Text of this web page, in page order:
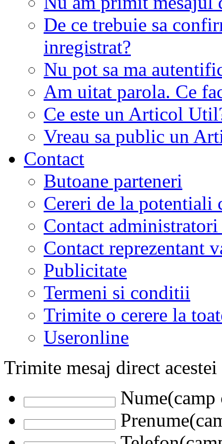
De ce trebuie sa
inregistrat?
Nu pot sa ma
Am uitat parola. Ce
Ce este un Articol
Vreau sa public un
Contact
Butoane parteneri
Cereri de la potentiali
Contact
Contact reprezentant
Publicitate
Termeni si conditii
Trimite o cerere la
Useronline
Trimite mesaj direct